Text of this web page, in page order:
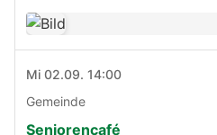
Mi 02.09. 14:00
Gemeinde
Seniorencafé